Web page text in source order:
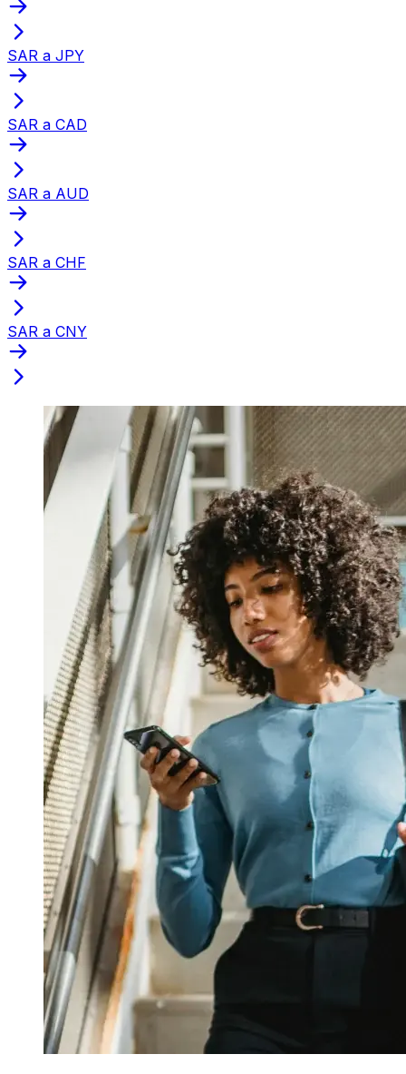
SAR a JPY
SAR a CAD
SAR a AUD
SAR a CHF
SAR a CNY